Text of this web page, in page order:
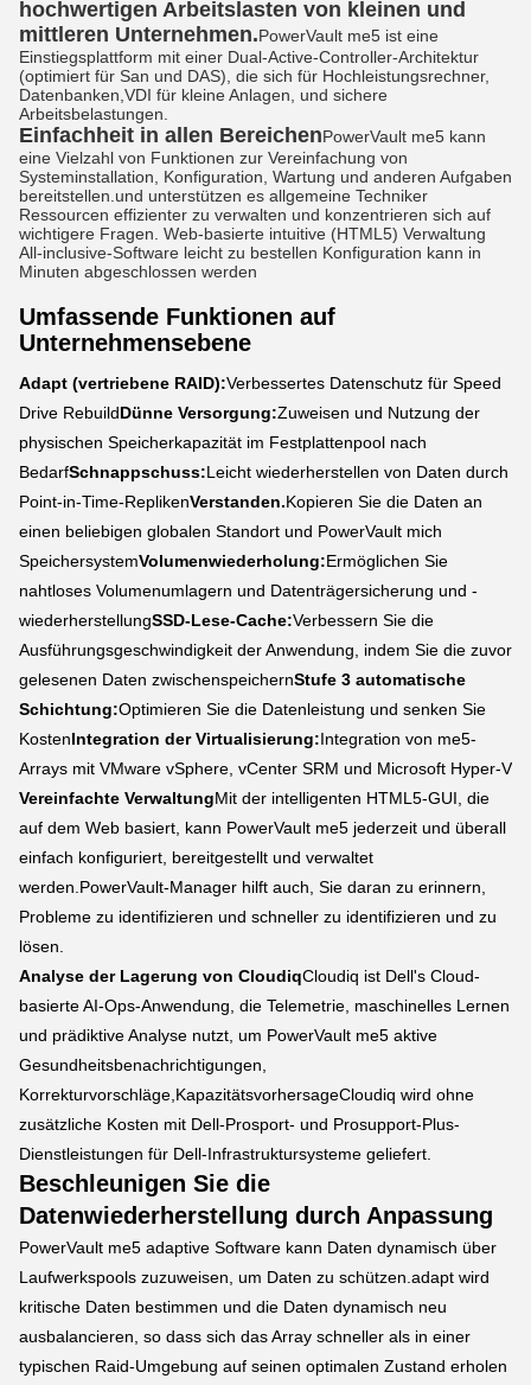
hochwertigen Arbeitslasten von kleinen und
mittleren Unternehmen.PowerVault me5 ist eine
Einstiegsplattform mit einer Dual-Active-Controller-Architektur
(optimiert für San und DAS), die sich für Hochleistungsrechner,
Datenbanken,VDI für kleine Anlagen, und sichere
Arbeitsbelastungen.
Einfachheit in allen BereichenPowerVault me5 kann
eine Vielzahl von Funktionen zur Vereinfachung von
Systeminstallation, Konfiguration, Wartung und anderen Aufgaben
bereitstellen.und unterstützen es allgemeine Techniker
Ressourcen effizienter zu verwalten und konzentrieren sich auf
wichtigere Fragen. Web-basierte intuitive (HTML5) Verwaltung
All-inclusive-Software leicht zu bestellen Konfiguration kann in
Minuten abgeschlossen werden
Umfassende Funktionen auf
Unternehmensebene
Adapt (vertriebene RAID):Verbessertes Datenschutz für Speed
Drive RebuildDünne Versorgung:Zuweisen und Nutzung der
physischen Speicherkapazität im Festplattenpool nach
BedarfSchnappschuss:Leicht wiederherstellen von Daten durch
Point-in-Time-ReplikenVerstanden.Kopieren Sie die Daten an
einen beliebigen globalen Standort und PowerVault mich
SpeichersystemVolumenwiederholung:Ermöglichen Sie
nahtloses Volumenumlagern und Datenträgersicherung und -
wiederherstellungSSD-Lese-Cache:Verbessern Sie die
Ausführungsgeschwindigkeit der Anwendung, indem Sie die zuvor
gelesenen Daten zwischenspeichernStufe 3 automatische
Schichtung:Optimieren Sie die Datenleistung und senken Sie
KostenIntegration der Virtualisierung:Integration von me5-
Arrays mit VMware vSphere, vCenter SRM und Microsoft Hyper-V
Vereinfachte VerwaltungMit der intelligenten HTML5-GUI, die
auf dem Web basiert, kann PowerVault me5 jederzeit und überall
einfach konfiguriert, bereitgestellt und verwaltet
werden.PowerVault-Manager hilft auch, Sie daran zu erinnern,
Probleme zu identifizieren und schneller zu identifizieren und zu
lösen.
Analyse der Lagerung von CloudiqCloudiq ist Dell's Cloud-
basierte AI-Ops-Anwendung, die Telemetrie, maschinelles Lernen
und prädiktive Analyse nutzt, um PowerVault me5 aktive
Gesundheitsbenachrichtigungen,
Korrekturvorschläge,KapazitätsvorhersageCloudiq wird ohne
zusätzliche Kosten mit Dell-Prosport- und Prosupport-Plus-
Dienstleistungen für Dell-Infrastruktursysteme geliefert.
Beschleunigen Sie die
Datenwiederherstellung durch Anpassung
PowerVault me5 adaptive Software kann Daten dynamisch über
Laufwerkspools zuzuweisen, um Daten zu schützen.adapt wird
kritische Daten bestimmen und die Daten dynamisch neu
ausbalancieren, so dass sich das Array schneller als in einer
typischen Raid-Umgebung auf seinen optimalen Zustand erholen